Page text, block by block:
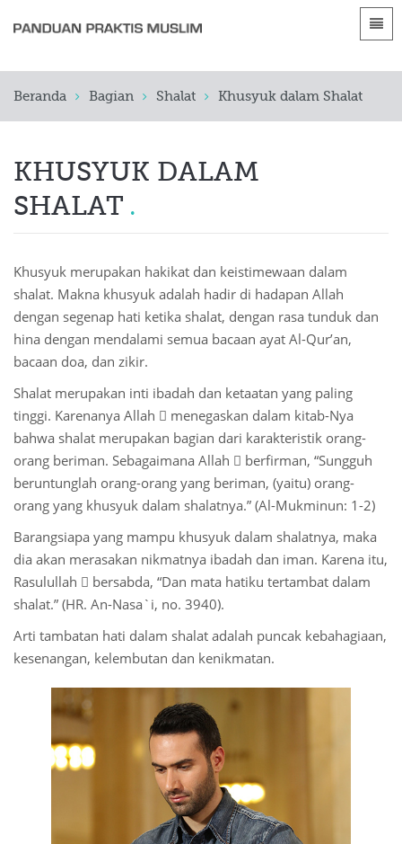
Pengantar Shqip
azərbaycan
Bosanski
English
Français
Hausa
Bahasa Indonesia
Қазақ
فارسی
Русский
Kiswahili
Türkçe
اردو
o'zbek
Yorùbá
Beranda Bagian Shalat Khusyuk dalam Shalat
KHUSYUK DALAM
SHALAT
Khusyuk merupakan hakikat dan keistimewaan dalam
shalat. Makna khusyuk adalah hadir di hadapan Allah
dengan segenap hati ketika shalat, dengan rasa tunduk dan
hina dengan mendalami semua bacaan ayat Al-Qur’an,
bacaan doa, dan zikir.
Shalat merupakan inti ibadah dan ketaatan yang paling
tinggi. Karenanya Allah  menegaskan dalam kitab-Nya
bahwa shalat merupakan bagian dari karakteristik orang-
orang beriman. Sebagaimana Allah  berfirman, “Sungguh
beruntunglah orang-orang yang beriman, (yaitu) orang-
orang yang khusyuk dalam shalatnya.” (Al-Mukminun: 1-2)
Barangsiapa yang mampu khusyuk dalam shalatnya, maka
dia akan merasakan nikmatnya ibadah dan iman. Karena itu,
Rasulullah  bersabda, “Dan mata hatiku tertambat dalam
shalat.” (HR. An-Nasa`i, no. 3940).
Arti tambatan hati dalam shalat adalah puncak kebahagiaan,
kesenangan, kelembutan dan kenikmatan.